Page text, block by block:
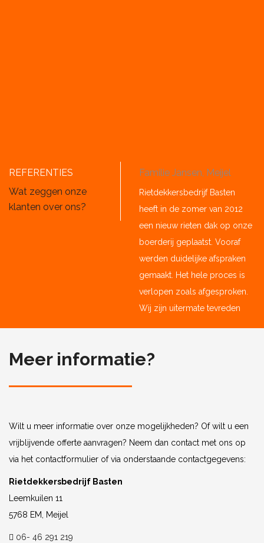
REFERENTIES
Wat zeggen onze
klanten over ons?
Familie Jansen, Meijel
Rietdekkersbedrijf Basten
heeft in de zomer van 2012
een nieuw rieten dak op onze
boerderij geplaatst. Vooraf
werden duidelijke afspraken
gemaakt. Het hele proces is
verlopen zoals afgesproken.
Wij zijn uitermate tevreden
Meer informatie?
Wilt u meer informatie over onze mogelijkheden? Of wilt u een
vrijblijvende offerte aanvragen? Neem dan contact met ons op
via het contactformulier of via onderstaande contactgegevens:
Rietdekkersbedrijf Basten
Leemkuilen 11
5768 EM, Meijel
06- 46 291 219